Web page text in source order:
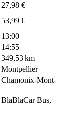
27,98 €
53,99 €
13:00
14:55
349,53 km
Montpellier
Chamonix-Mont-
BlaBlaCar Bus,